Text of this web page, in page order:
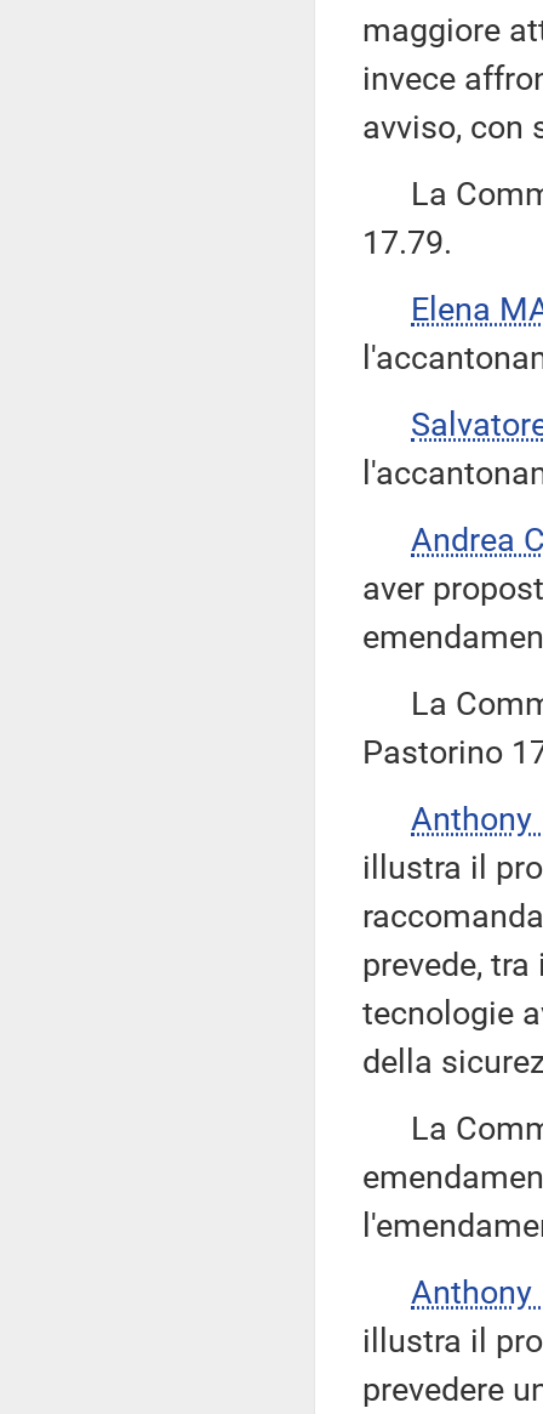
maggiore
invece
avviso, con
La
17.79.
Elena
Andrea
aver
La
Pastorino
Anthony
illustra il
prevede,
tecnologie
della
La
Anthony
illustra il
prevedere